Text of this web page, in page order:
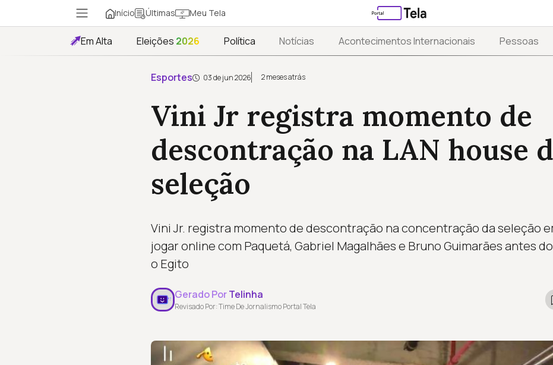
Início Últimas Meu Tela
Em Alta Eleições 2026 Política Notícias Acontecimentos Internacionais Pessoas
Esportes 03 de jun 2026 2 meses atrás
Vini Jr registra momento de
descontração na LAN house
seleção
Vini Jr. registra momento de descontração na concentração da seleção
jogar online com Paquetá, Gabriel Magalhães e Bruno Guimarães antes
o Egito
Gerado PorTelinha
Revisado Por: Time De Jornalismo Portal Tela